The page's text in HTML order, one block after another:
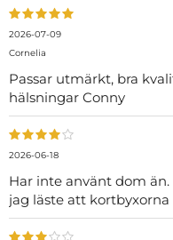
2026-07-09
Cornelia
Passar utmärkt, bra
hälsningar Conny
2026-06-18
Har inte använt dom
jag läste att